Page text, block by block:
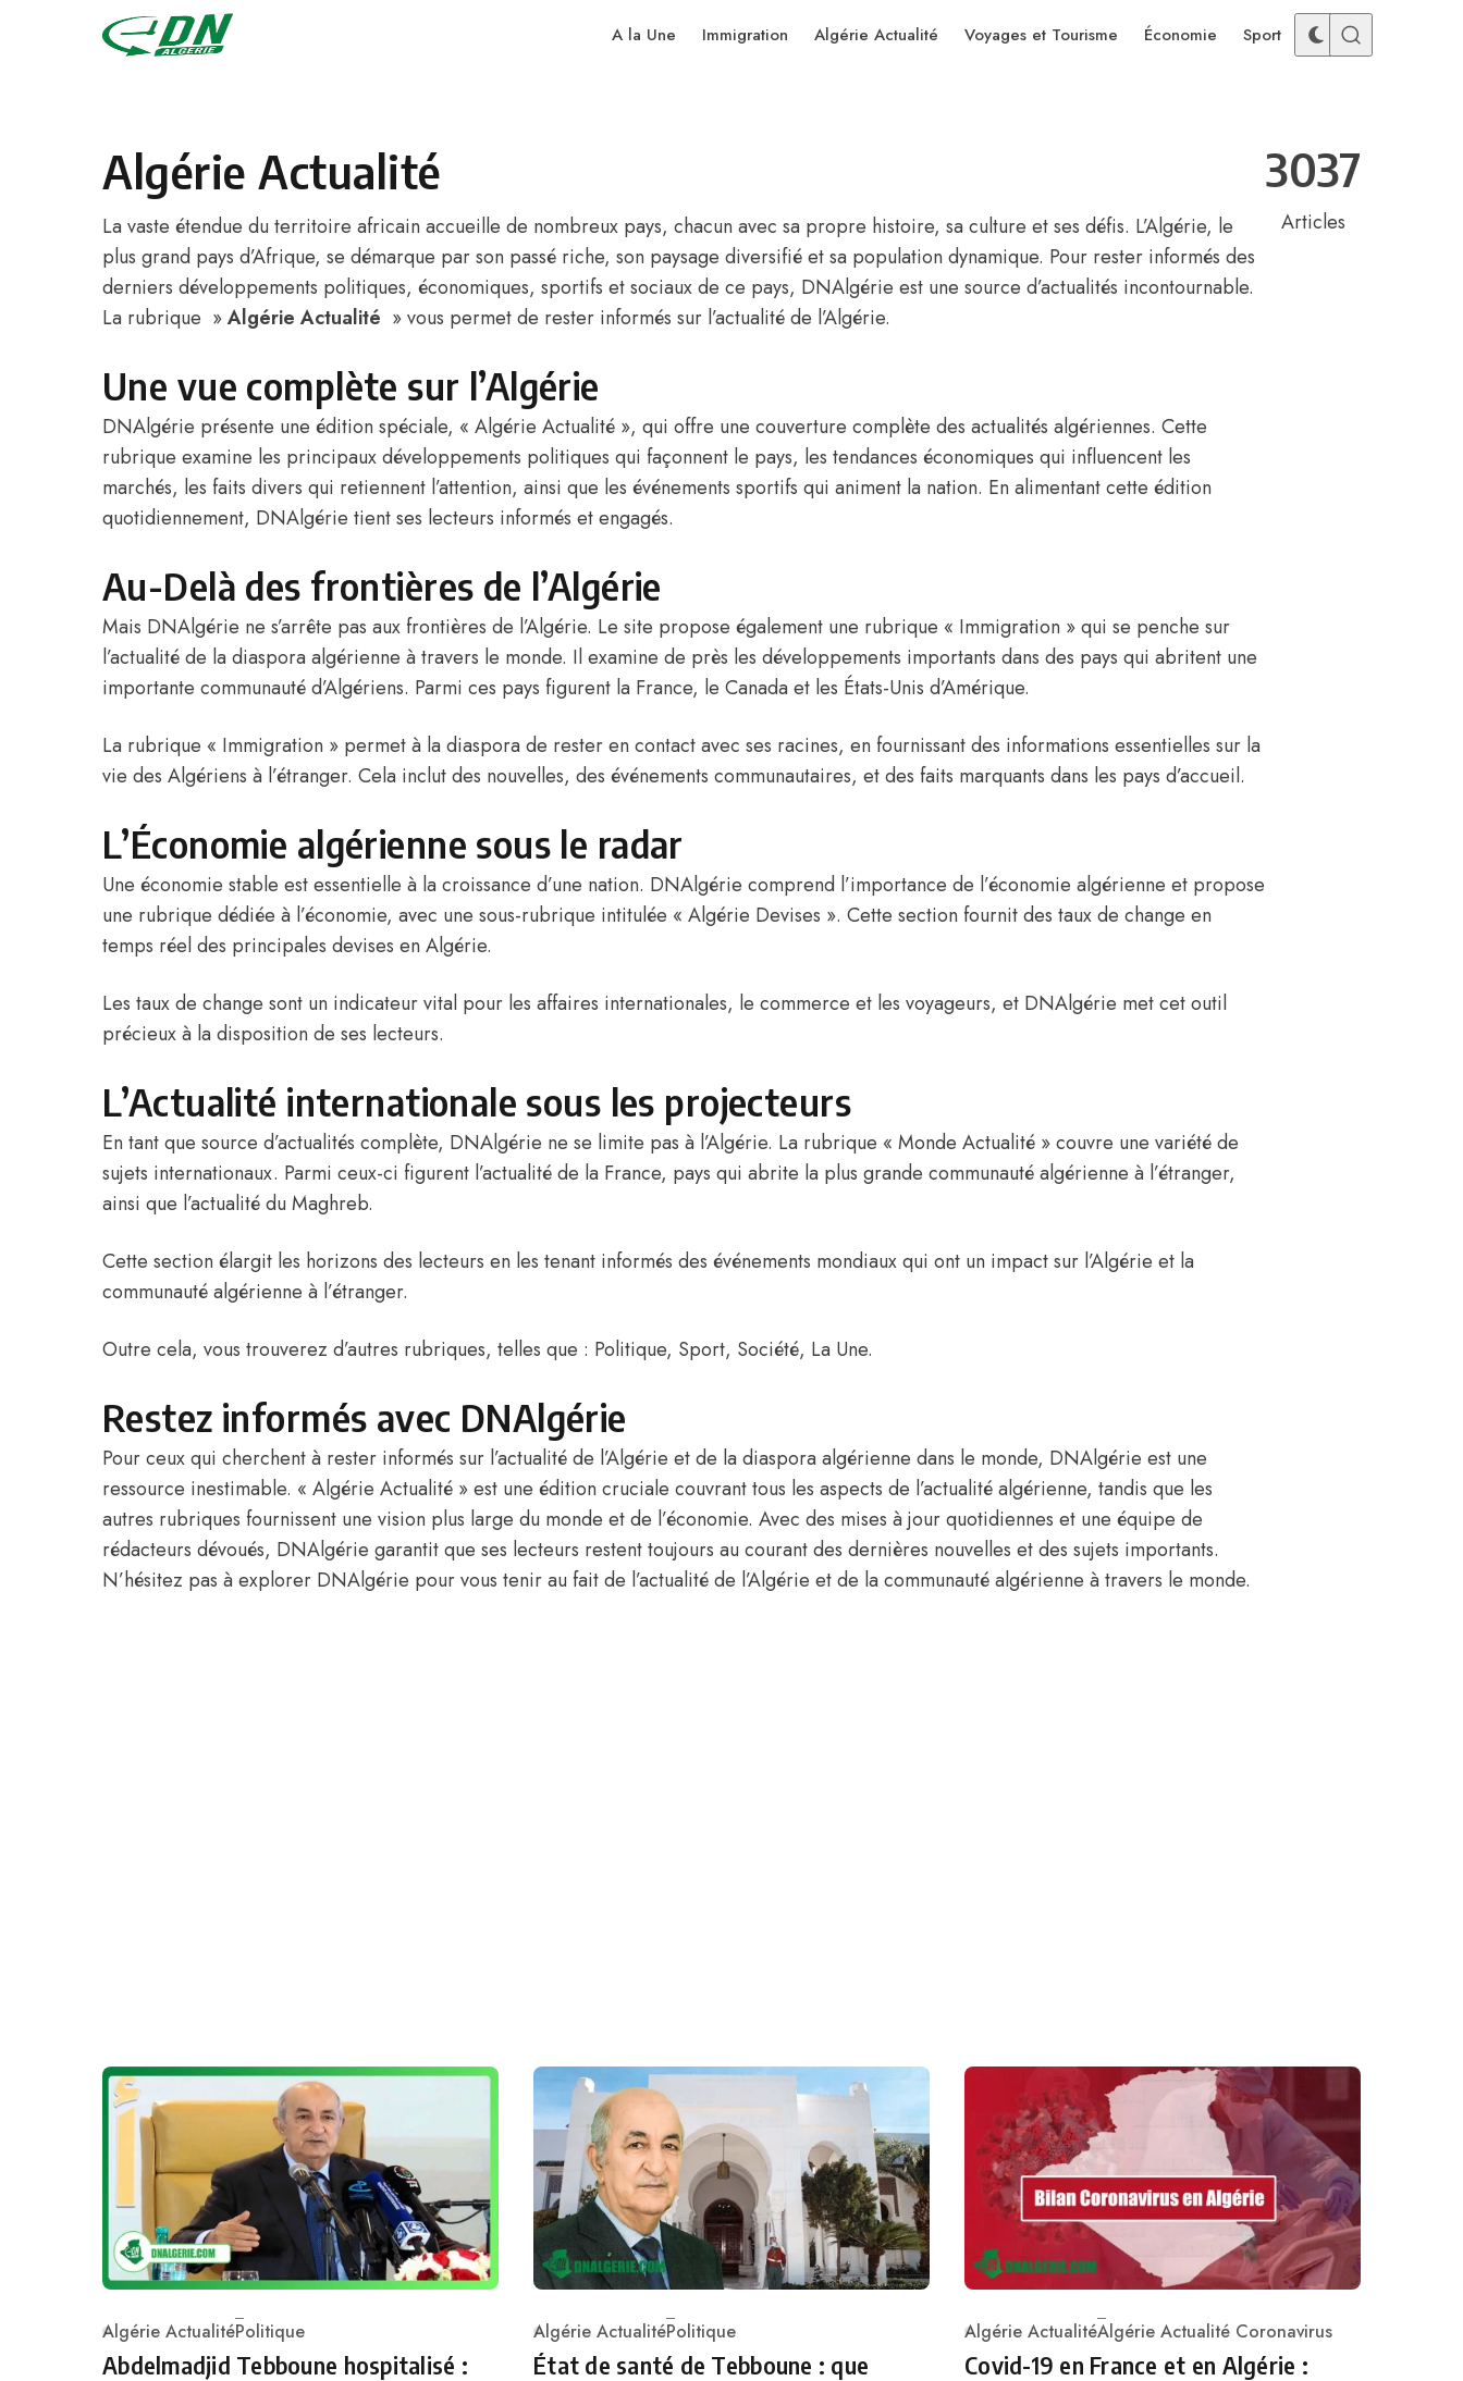
Skip to content
A la Une Immigration Algérie Actualité Voyages et Tourisme Économie Sport
Algérie Actualité
La vaste étendue du territoire africain accueille de nombreux pays, chacun avec sa propre histoire, sa culture et ses défis. L’Algérie, le
plus grand pays d’Afrique, se démarque par son passé riche, son paysage diversifié et sa population dynamique. Pour rester informés des
derniers développements politiques, économiques, sportifs et sociaux de ce pays, DNAlgérie est une source d’actualités incontournable.
La rubrique »Algérie Actualité » vous permet de rester informés sur l’actualité de l’Algérie.
Une vue complète sur l’Algérie
DNAlgérie présente une édition spéciale, « Algérie Actualité », qui offre une couverture complète des actualités algériennes. Cette
rubrique examine les principaux développements politiques qui façonnent le pays, les tendances économiques qui influencent les
marchés, les faits divers qui retiennent l’attention, ainsi que les événements sportifs qui animent la nation. En alimentant cette édition
quotidiennement, DNAlgérie tient ses lecteurs informés et engagés.
Au-Delà des frontières de l’Algérie
Mais DNAlgérie ne s’arrête pas aux frontières de l’Algérie. Le site propose également une rubrique « Immigration » qui se penche sur
l’actualité de la diaspora algérienne à travers le monde. Il examine de près les développements importants dans des pays qui abritent une
importante communauté d’Algériens. Parmi ces pays figurent la France, le Canada et les États-Unis d’Amérique.
La rubrique « Immigration » permet à la diaspora de rester en contact avec ses racines, en fournissant des informations essentielles sur la
vie des Algériens à l’étranger. Cela inclut des nouvelles, des événements communautaires, et des faits marquants dans les pays d’accueil.
L’Économie algérienne sous le radar
Une économie stable est essentielle à la croissance d’une nation. DNAlgérie comprend l’importance de l’économie algérienne et propose
une rubrique dédiée à l’économie, avec une sous-rubrique intitulée « Algérie Devises ». Cette section fournit des taux de change en
temps réel des principales devises en Algérie.
Les taux de change sont un indicateur vital pour les affaires internationales, le commerce et les voyageurs, et DNAlgérie met cet outil
précieux à la disposition de ses lecteurs.
L’Actualité internationale sous les projecteurs
En tant que source d’actualités complète, DNAlgérie ne se limite pas à l’Algérie. La rubrique « Monde Actualité » couvre une variété de
sujets internationaux. Parmi ceux-ci figurent l’actualité de la France, pays qui abrite la plus grande communauté algérienne à l’étranger,
ainsi que l’actualité du Maghreb.
Cette section élargit les horizons des lecteurs en les tenant informés des événements mondiaux qui ont un impact sur l’Algérie et la
communauté algérienne à l’étranger.
Outre cela, vous trouverez d’autres rubriques, telles que : Politique, Sport, Société, La Une.
Restez informés avec DNAlgérie
Pour ceux qui cherchent à rester informés sur l’actualité de l’Algérie et de la diaspora algérienne dans le monde, DNAlgérie est une
ressource inestimable. « Algérie Actualité » est une édition cruciale couvrant tous les aspects de l’actualité algérienne, tandis que les
autres rubriques fournissent une vision plus large du monde et de l’économie. Avec des mises à jour quotidiennes et une équipe de
rédacteurs dévoués, DNAlgérie garantit que ses lecteurs restent toujours au courant des dernières nouvelles et des sujets importants.
N’hésitez pas à explorer DNAlgérie pour vous tenir au fait de l’actualité de l’Algérie et de la communauté algérienne à travers le monde.
3037
Articles
Category
Algérie ActualitéPolitique
Abdelmadjid Tebboune hospitalisé :
Category
Algérie ActualitéPolitique
État de santé de Tebboune : que
Category
Algérie ActualitéAlgérie Actualité Coronavirus
Covid-19 en France et en Algérie :